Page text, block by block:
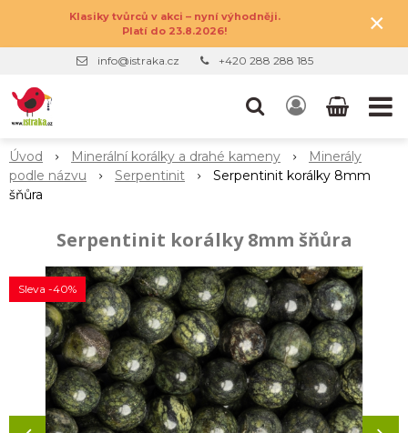
Klasiky tvůrců v akci – nyní výhodněji.
Platí do 23.8.2026!
×
info@istraka.cz +420 288 288 185
Úvod Minerální korálky a drahé kameny
Minerály
podle názvu
Serpentinit
Serpentinit korálky 8mm
šňůra
Serpentinit korálky 8mm šňůra
Sleva -40%